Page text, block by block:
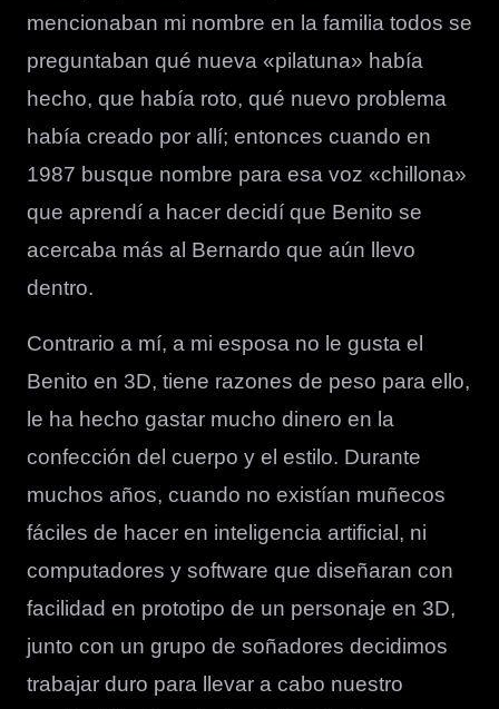
mencionaban mi nombre en la familia todos se
preguntaban qué nueva «pilatuna» había
hecho, que había roto, qué nuevo problema
había creado por allí; entonces cuando en
1987 busque nombre para esa voz «chillona»
que aprendí a hacer decidí que Benito se
acercaba más al Bernardo que aún llevo
dentro.
Contrario a mí, a mi esposa no le gusta el
Benito en 3D, tiene razones de peso para ello,
le ha hecho gastar mucho dinero en la
confección del cuerpo y el estilo. Durante
muchos años, cuando no existían muñecos
fáciles de hacer en inteligencia artificial, ni
computadores y software que diseñaran con
facilidad en prototipo de un personaje en 3D,
junto con un grupo de soñadores decidimos
trabajar duro para llevar a cabo nuestro